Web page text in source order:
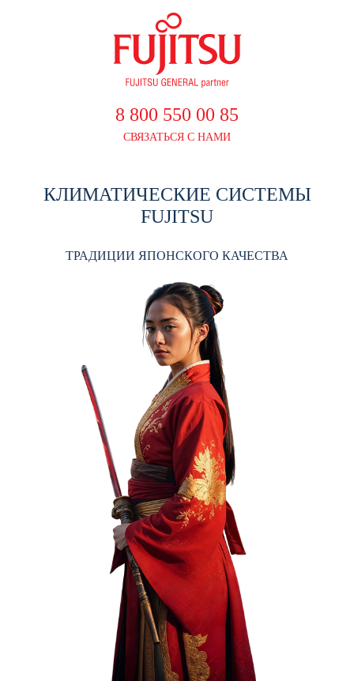
8 800 550 00 85
СВЯЗАТЬСЯ С НАМИ
КЛИМАТИЧЕСКИЕ СИСТЕМЫ
FUJITSU
ТРАДИЦИИ ЯПОНСКОГО КАЧЕСТВА